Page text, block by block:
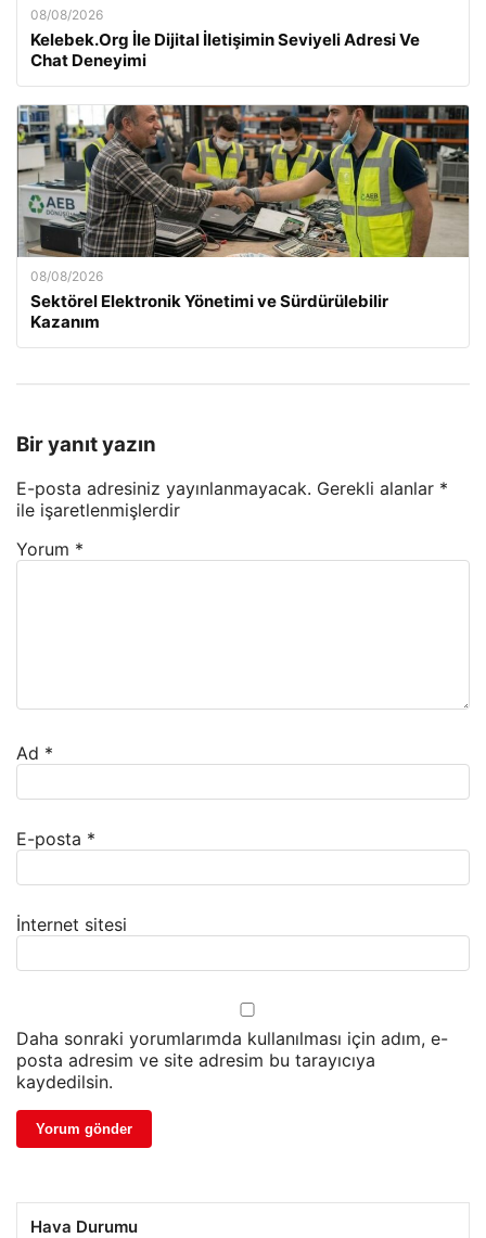
08/08/2026
Kelebek.Org İle Dijital İletişimin Seviyeli Adresi Ve
Chat Deneyimi
08/08/2026
Sektörel Elektronik Yönetimi ve Sürdürülebilir
Kazanım
Bir yanıt yazın
E-posta adresiniz yayınlanmayacak. Gerekli alanlar *
ile işaretlenmişlerdir
Yorum *
Ad *
E-posta *
İnternet sitesi
Daha sonraki yorumlarımda kullanılması için adım, e-
posta adresim ve site adresim bu tarayıcıya
kaydedilsin.
Hava Durumu